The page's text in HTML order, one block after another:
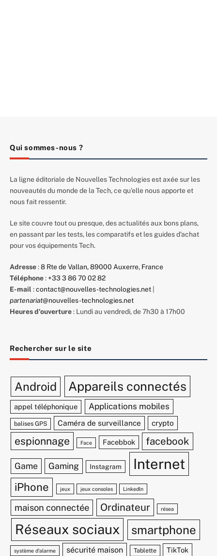
Qui sommes-nous ?
La ligne éditoriale de Nouvelles Technologies est axée sur les
nouveautés du monde de la Tech, ce qu'elle nous apporte et
nous fait ressentir.
Le site couvre tout ou presque, des actualités aux bons plans,
en passant par les tests, les comparatifs et les guides d'achat
pour vos équipements Tech.
Adresse:8 Rte de Vallan, 89000 Auxerre, France
Téléphone: +33 3 86 70 02 82
E-mail :contact@nouvelles-technologies.net |
partenariat@nouvelles-technologies.net
Heures d'ouverture: Lundi au vendredi, de 7h30 à 17h00
Rechercher sur le site
Android Appareils connectés
appel téléphonique Applications mobiles
balises GPS Caméra de surveillance crypto
espionnage Face Facebbok facebook
Game Gaming Instagram Internet
iPhone jeux jeux consoles Linkedln
maison connectée Ordinateur résea
Réseaux sociaux smartphone
système d'alarme sécurité maison Tablette TikTok